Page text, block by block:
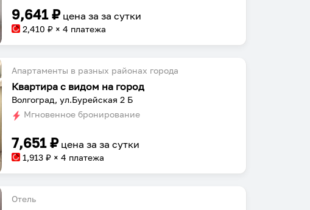
9,641₽ цена заза сутки
2,410 ₽ × 4 платежа
Апартаменты в разных районах города
Квартира с видом на город
Волгоград, ул.Бурейская 2 Б
Мгновенное бронирование
7,651₽ цена заза сутки
1,913 ₽ × 4 платежа
Отель